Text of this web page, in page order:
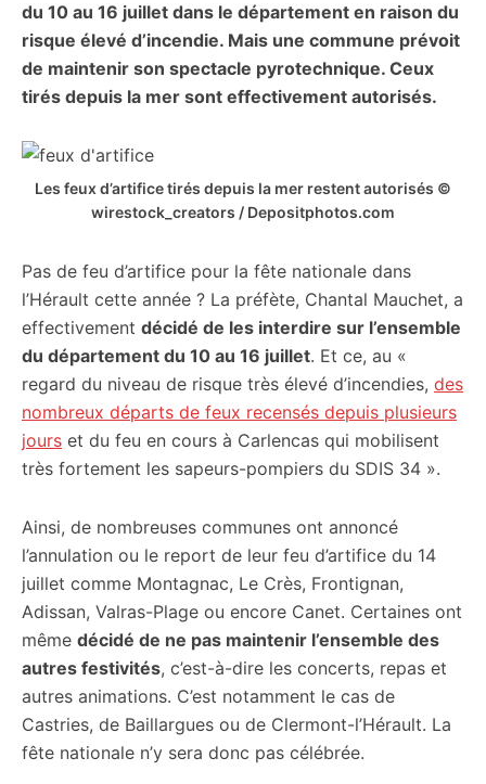
du 10 au 16 juillet dans le département en raison du
risque élevé d’incendie. Mais une commune prévoit
de maintenir son spectacle pyrotechnique. Ceux
tirés depuis la mer sont effectivement autorisés.
Les feux d’artifice tirés depuis la mer restent autorisés ©
wirestock_creators / Depositphotos.com
Pas de feu d’artifice pour la fête nationale dans
l’Hérault cette année ? La préfète, Chantal Mauchet, a
effectivement décidé de les interdire sur l’ensemble
du département du 10 au 16 juillet. Et ce, au «
regard du niveau de risque très élevé d’incendies, des
nombreux départs de feux recensés depuis plusieurs
jours et du feu en cours à Carlencas qui mobilisent
très fortement les sapeurs-pompiers du SDIS 34 ».
Ainsi, de nombreuses communes ont annoncé
l’annulation ou le report de leur feu d’artifice du 14
juillet comme Montagnac, Le Crès, Frontignan,
Adissan, Valras-Plage ou encore Canet. Certaines ont
même décidé de ne pas maintenir l’ensemble des
autres festivités, c’est-à-dire les concerts, repas et
autres animations. C’est notamment le cas de
Castries, de Baillargues ou de Clermont-l’Hérault. La
fête nationale n’y sera donc pas célébrée.